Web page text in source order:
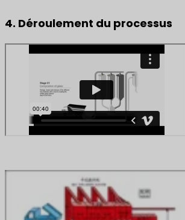
4. Déroulement du processus